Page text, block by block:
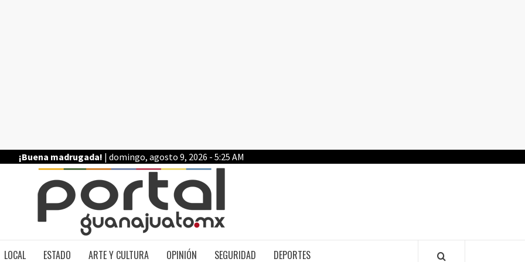
¡Buena madrugada! | domingo, agosto 9, 2026 - 5:25 AM
LOCAL ESTADO ARTE Y CULTURA OPINIÓN SEGURIDAD DEPORTES